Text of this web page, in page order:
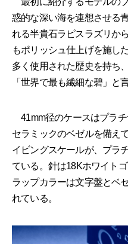
惑的な深い海を連想させる
れる半貴石ラピスラズリか
もポリッシュ仕上げを施し
多く使用された歴史を持ち
「世界で最も繊細な碧」と
41mm径のケースはプラ
セラミックのベゼルを備え
イビングスケールが、プラ
ている。針は18Kホワイト
ラップカラーは文字盤とベ
れている。